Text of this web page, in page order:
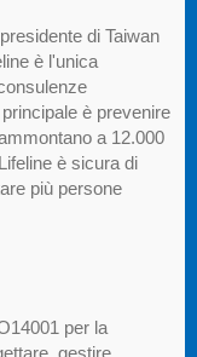
di Taiwan
è l'unica
è prevenire
a 12.000
è sicura di
più persone
per la
gestire,